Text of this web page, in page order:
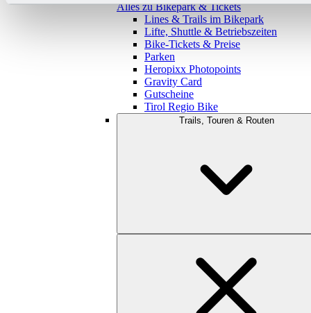
Alles zu Bikepark & Tickets
Lines & Trails im Bikepark
Lifte, Shuttle & Betriebszeiten
Bike-Tickets & Preise
Parken
Heropixx Photopoints
Gravity Card
Gutscheine
Tirol Regio Bike
Trails, Touren & Routen